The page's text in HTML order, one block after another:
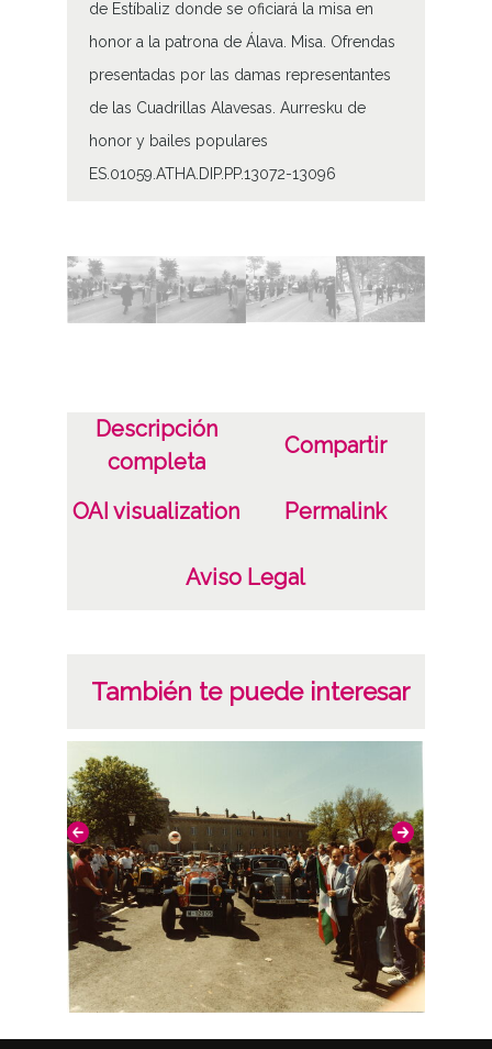
de Estíbaliz donde se oficiará la misa en
honor a la patrona de Álava. Misa. Ofrendas
presentadas por las damas representantes
de las Cuadrillas Alavesas. Aurresku de
honor y bailes populares
ES.01059.ATHA.DIP.PP.13072-13096
Fotográfico
Características del soporte
19830911
Descripción
completa
Compartir
OAI visualization Permalink
Aviso Legal
También te puede interesar